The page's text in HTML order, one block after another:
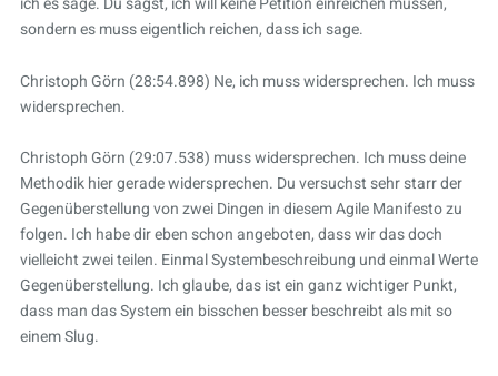
sondern es muss eigentlich reichen, dass ich sage.
Christoph Görn (28:54.898) Ne, ich muss widersprechen. Ich muss
widersprechen.
Christoph Görn (29:07.538) muss widersprechen. Ich muss deine
Methodik hier gerade widersprechen. Du versuchst sehr starr der
Gegenüberstellung von zwei Dingen in diesem Agile Manifesto zu
folgen. Ich habe dir eben schon angeboten, dass wir das doch
vielleicht zwei teilen. Einmal Systembeschreibung und einmal Werte
Gegenüberstellung. Ich glaube, das ist ein ganz wichtiger Punkt,
dass man das System ein bisschen besser beschreibt als mit so
einem Slug.